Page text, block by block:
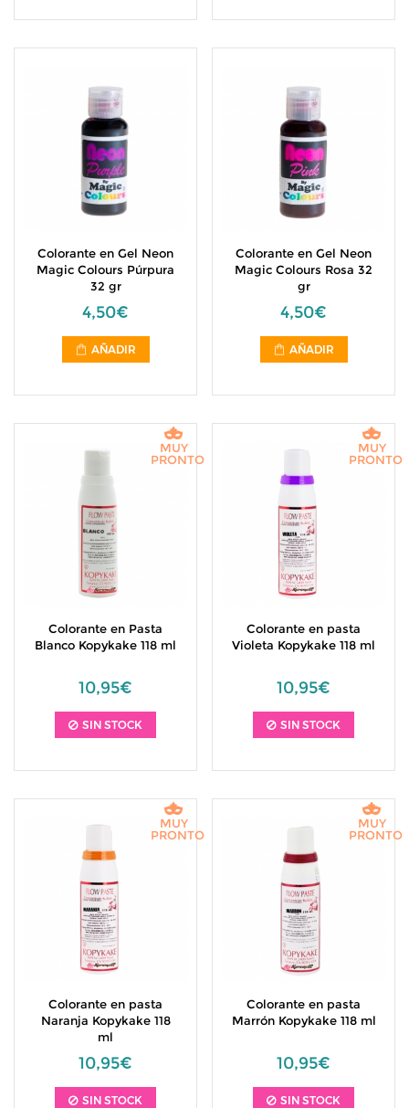
Colorante en Gel Neon
Magic Colours Púrpura
32 gr
4,50€
AÑADIR
Colorante en Gel Neon
Magic Colours Rosa 32
gr
4,50€
AÑADIR
Colorante en Pasta
Blanco Kopykake 118 ml
10,95€
SIN STOCK
MUY
PRONTO
Colorante en pasta
Violeta Kopykake 118 ml
10,95€
SIN STOCK
MUY
PRONTO
Colorante en pasta
Naranja Kopykake 118
ml
10,95€
SIN STOCK
MUY
PRONTO
Colorante en pasta
Marrón Kopykake 118 ml
10,95€
SIN STOCK
MUY
PRONTO